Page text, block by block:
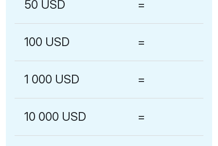
50 USD =
100 USD =
1 000 USD =
10 000 USD =